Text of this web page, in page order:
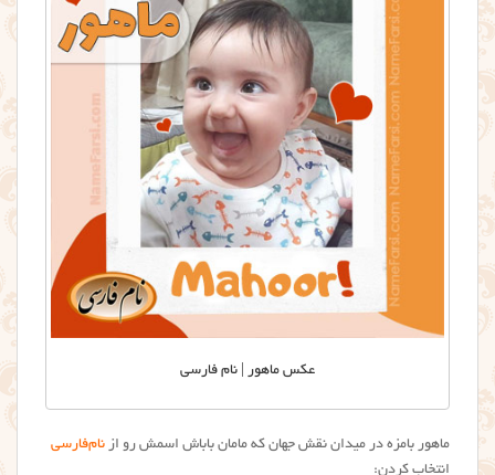
عکس ماهور | نام فارسی
ماهور بامزه در میدان نقش جهان که مامان باباش اسمش رو از نام‌فارسی
انتخاب کردن: